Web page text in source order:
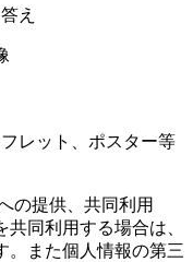
え
レット、ポスター等
の提供、共同利用
同利用する場合は、
。また個人情報の第三